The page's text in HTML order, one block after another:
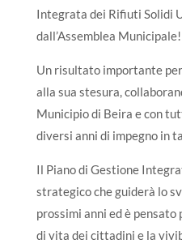
Integrata dei Rifiuti Solidi
dall’Assemblea Municipale!
Un risultato importante
alla sua stesura,
Municipio di Beira e con
diversi anni di impegno in
Il Piano di Gestione
strategico che guiderà lo
prossimi anni ed è
di vita dei cittadini e la